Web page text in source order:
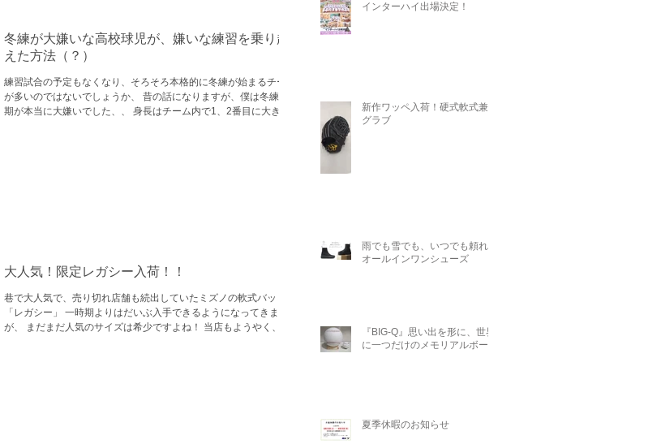
冬練が大嫌いな高校球児が、嫌いな練習を乗り越
えた方法（？）
練習試合の予定もなくなり、そろそろ本格的に冬練が始まるチーム
が多いのではないでしょうか、 昔の話になりますが、僕は冬練の時
期が本当に大嫌いでした、、 身長はチーム内で1、2番目に大きい
大人気！限定レガシー入荷！！
巷で大人気で、売り切れ店舗も続出していたミズノの軟式バット
「レガシー」 一時期よりはだいぶ入手できるようになってきました
が、 まだまだ人気のサイズは希少ですよね！ 当店もようやく、レ
インターハイ出場決定！
新作ワッペ入荷！硬式軟式兼用
グラブ
雨でも雪でも、いつでも頼れる
オールインワンシューズ
『BIG-Q』思い出を形に、世界
に一つだけのメモリアルボール
夏季休暇のお知らせ